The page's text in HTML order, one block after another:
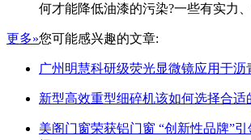
何才能降低油漆的污染?一些有实力
更多»您可能感兴趣的文章:
广州明慧科研级荧光显微镜应用于沥
新型高效重型细碎机该如何选择合适
美阁门窗荣获铝门窗 “创新性品牌”